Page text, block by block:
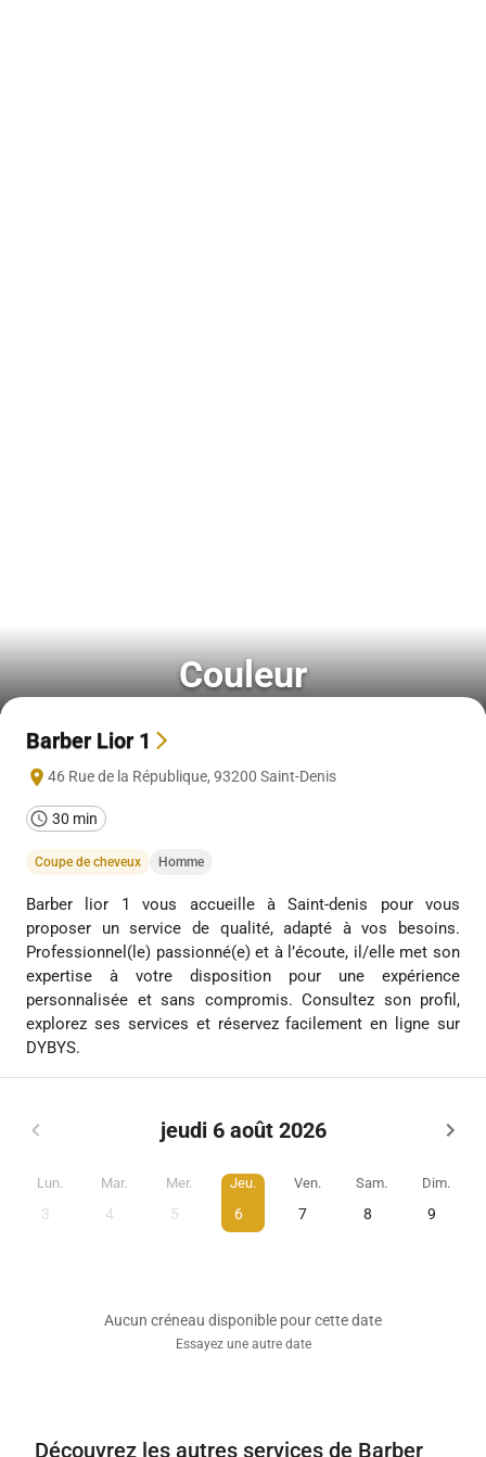
Couleur
Barber Lior 1
46 Rue de la République, 93200 Saint-Denis
30 min
Coupe de cheveux Homme
Barber lior 1 vous accueille à Saint-denis pour vous
proposer un service de qualité, adapté à vos besoins.
Professionnel(le) passionné(e) et à l’écoute, il/elle met son
expertise à votre disposition pour une expérience
personnalisée et sans compromis. Consultez son profil,
explorez ses services et réservez facilement en ligne sur
DYBYS.
jeudi 6 août 2026
Lun.
3
Mar.
4
Mer.
5
Jeu.
6
Ven.
7
Sam.
8
Dim.
9
Aucun créneau disponible pour cette date
Essayez une autre date
Découvrez les autres services de Barber